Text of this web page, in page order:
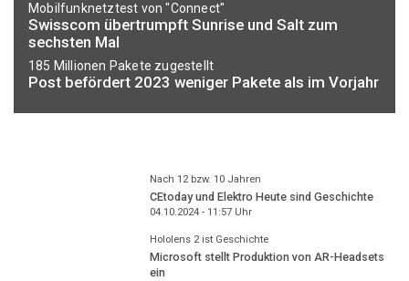
Mobilfunknetztest von "Connect"
Swisscom übertrumpft Sunrise und Salt zum
sechsten Mal
185 Millionen Pakete zugestellt
Post befördert 2023 weniger Pakete als im Vorjahr
Nach 12 bzw. 10 Jahren
CEtoday und Elektro Heute sind Geschichte
04.10.2024 - 11:57Uhr
Hololens 2 ist Geschichte
Microsoft stellt Produktion von AR-Headsets
ein